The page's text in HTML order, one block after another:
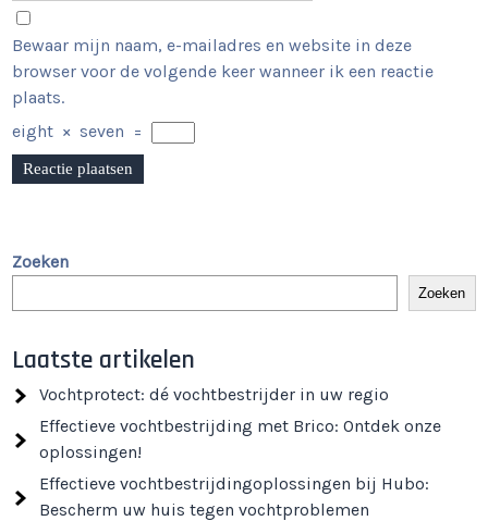
Bewaar mijn naam, e-mailadres en website in deze
browser voor de volgende keer wanneer ik een reactie
plaats.
eight × seven =
Zoeken
Zoeken
Laatste artikelen
Vochtprotect: dé vochtbestrijder in uw regio
Effectieve vochtbestrijding met Brico: Ontdek onze
oplossingen!
Effectieve vochtbestrijdingoplossingen bij Hubo:
Bescherm uw huis tegen vochtproblemen